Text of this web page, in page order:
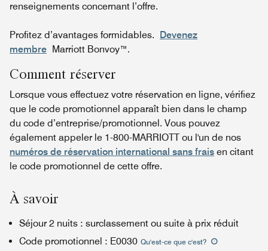
renseignements concernant l’offre.
Profitez d’avantages formidables. Devenez
membre Marriott Bonvoy™.
Comment réserver
Lorsque vous effectuez votre réservation en ligne, vérifiez
que le code promotionnel apparaît bien dans le champ
du code d’entreprise/promotionnel. Vous pouvez
également appeler le 1-800-MARRIOTT ou l'un de nos
numéros de réservation international sans frais en citant
le code promotionnel de cette offre.
À savoir
Séjour 2 nuits : surclassement ou suite à prix réduit
Code promotionnel : E0030 Qu'est-ce que c'est?